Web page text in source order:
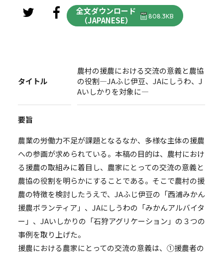
全文ダウンロード
（JAPANESE）
808.3KB
タイトル
農村の援農における交流の意義と農協
の役割―JAふじ伊豆、JAにしうわ、J
Aいしかりを対象に―
要旨
農業の労働力不足が課題となるなか、多様な主体の援農
への参画が求められている。本稿の目的は、農村におけ
る援農の取組みに着目し、農家にとっての交流の意義と
農協の役割を明らかにすることである。そこで農村の援
農の特徴を検討したうえで、JAふじ伊豆の「西浦みかん
援農ボランティア」、JAにしうわの「みかんアルバイタ
ー」、JAいしかりの「石狩アグリケーション」の３つの
事例を取り上げた。
援農における農家にとっての交流の意義は、①援農者の